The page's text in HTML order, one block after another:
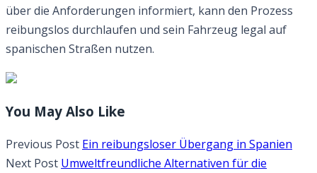
über die Anforderungen informiert, kann den Prozess
reibungslos durchlaufen und sein Fahrzeug legal auf
spanischen Straßen nutzen.
You May Also Like
Previous Post Ein reibungsloser Übergang in Spanien
Next Post Umweltfreundliche Alternativen für die